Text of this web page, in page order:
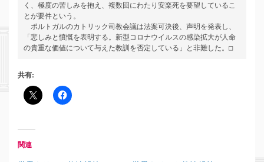
く、極度の苦しみを抱え、複数回にわたり安楽死を要望しているこ
とが要件という。
ポルトガルのカトリック司教会議は法案可決後、声明を発表し、
「悲しみと憤慨を表明する。新型コロナウイルスの感染拡大が人命
の貴重な価値について与えた教訓を否定している」と非難した。□
共有:
関連